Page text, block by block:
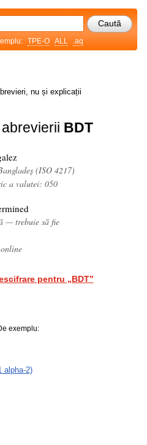
TPE-O ALL .aq
nu și explicații
BDT
(ISO 4217)
a valutei: 050
— trebuie să fie
pentru „BDT”
exemplu:
alpha-2)